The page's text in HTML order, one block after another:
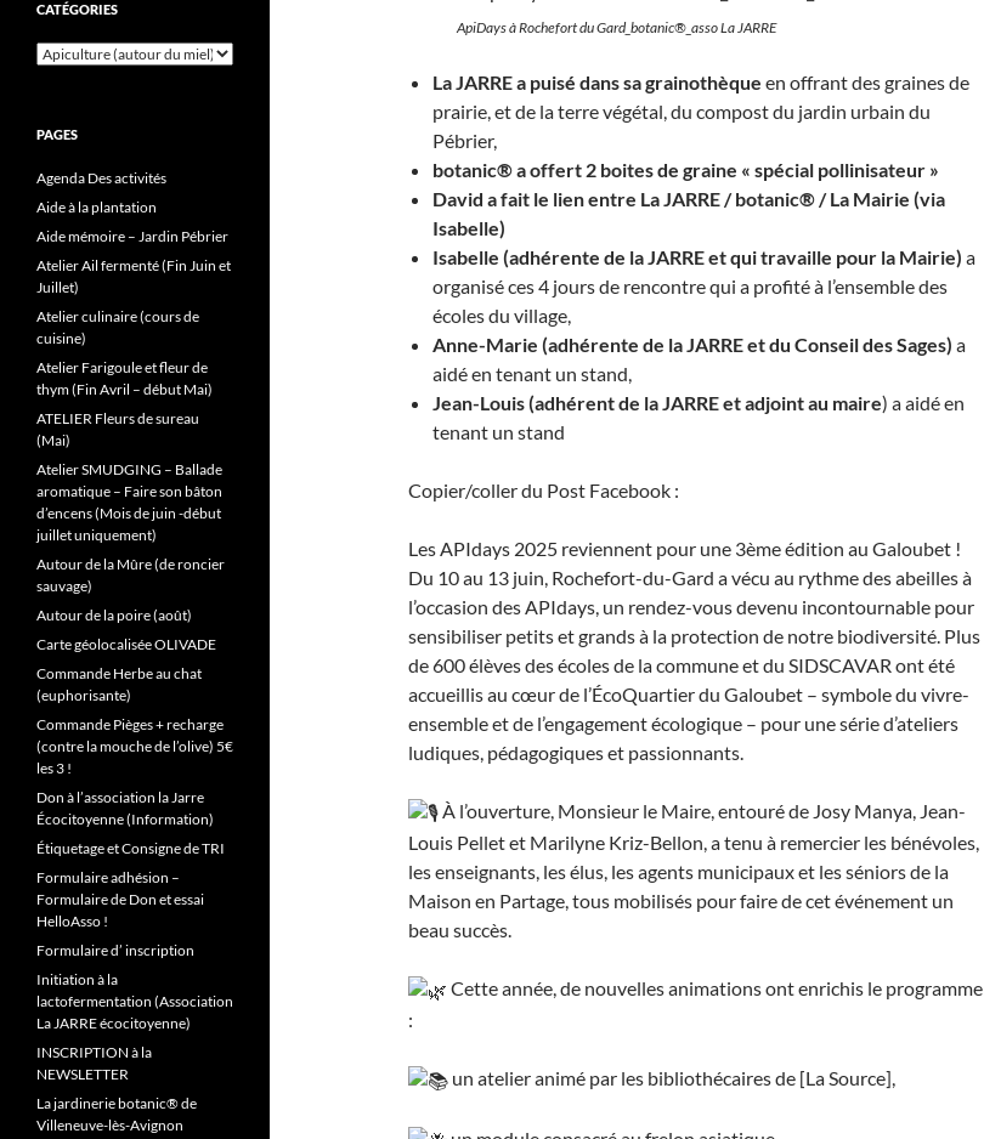
ApiDays à Rochefort du Gard_botanic®_asso La JARRE
La JARRE a puisé dans sa grainothèque en offrant des graines de
prairie, et de la terre végétal, du compost du jardin urbain du
Pébrier,
botanic® a offert 2 boites de graine « spécial pollinisateur »
David a fait le lien entre La JARRE / botanic® / La Mairie (via
Isabelle)
Isabelle (adhérente de la JARRE et qui travaille pour la Mairie) a
organisé ces 4 jours de rencontre qui a profité à l’ensemble des
écoles du village,
Anne-Marie (adhérente de la JARRE et du Conseil des Sages) a
aidé en tenant un stand,
Jean-Louis (adhérent de la JARRE et adjoint au maire) a aidé en
tenant un stand
Copier/coller du Post Facebook :
Les APIdays 2025 reviennent pour une 3ème édition au Galoubet !
Du 10 au 13 juin, Rochefort-du-Gard a vécu au rythme des abeilles à
l’occasion des APIdays, un rendez-vous devenu incontournable pour
sensibiliser petits et grands à la protection de notre biodiversité. Plus
de 600 élèves des écoles de la commune et du SIDSCAVAR ont été
accueillis au cœur de l’ÉcoQuartier du Galoubet – symbole du vivre-
ensemble et de l’engagement écologique – pour une série d’ateliers
ludiques, pédagogiques et passionnants.
À l’ouverture, Monsieur le Maire, entouré de Josy Manya, Jean-
Louis Pellet et Marilyne Kriz-Bellon, a tenu à remercier les bénévoles,
les enseignants, les élus, les agents municipaux et les séniors de la
Maison en Partage, tous mobilisés pour faire de cet événement un
beau succès.
Cette année, de nouvelles animations ont enrichis le programme
:
un atelier animé par les bibliothécaires de [La Source],
CATÉGORIES
Catégories
PAGES
Agenda Des activités
Aide à la plantation
Aide mémoire – Jardin Pébrier
Atelier Ail fermenté (Fin Juin et
Juillet)
Atelier culinaire (cours de
cuisine)
Atelier Farigoule et fleur de
thym (Fin Avril – début Mai)
ATELIER Fleurs de sureau
(Mai)
Atelier SMUDGING – Ballade
aromatique – Faire son bâton
d’encens (Mois de juin -début
juillet uniquement)
Autour de la Mûre (de roncier
sauvage)
Autour de la poire (août)
Carte géolocalisée OLIVADE
Commande Herbe au chat
(euphorisante)
Commande Pièges + recharge
(contre la mouche de l’olive) 5€
les 3 !
Don à l’association la Jarre
Écocitoyenne (Information)
Étiquetage et Consigne de TRI
Formulaire adhésion –
Formulaire de Don et essai
HelloAsso !
Formulaire d’ inscription
Initiation à la
lactofermentation (Association
La JARRE écocitoyenne)
INSCRIPTION à la
NEWSLETTER
La jardinerie botanic® de
Villeneuve-lès-Avignon